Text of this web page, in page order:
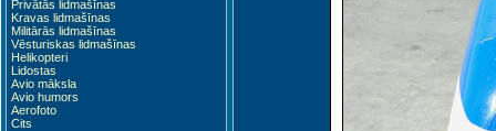
Privātās lidmašīnas
Kravas lidmašīnas
Militārās lidmašīnas
Vēsturiskas lidmašīnas
Helikopteri
Lidostas
Avio māksla
Avio humors
Aerofoto
Cits